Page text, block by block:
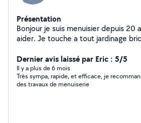
Présentation
Bonjour je suis menuisier depuis 20
aider. Je touche a tout jardinage
Dernier avis laissé par Eric : 5/5
Il y a plus de 6 mois
Très sympa, rapide, et efficace, je
des travaux de menuiserie